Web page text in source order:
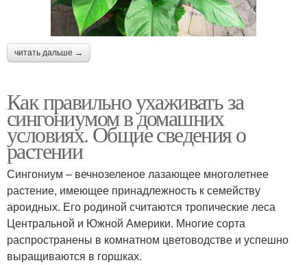
читать дальше →
Как правильно ухаживать за
сингониумом в домашних
условиях. Общие сведения о
растении
Сингониум – вечнозеленое лазающее многолетнее
растение, имеющее принадлежность к семейству
ароидных. Его родиной считаются тропические леса
Центральной и Южной Америки. Многие сорта
распространены в комнатном цветоводстве и успешно
выращиваются в горшках.